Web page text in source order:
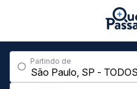
Partindo de